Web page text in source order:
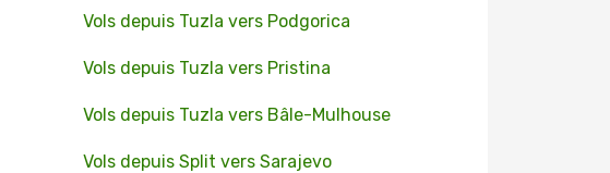
Vols depuis Tuzla vers Podgorica
Vols depuis Tuzla vers Pristina
Vols depuis Tuzla vers Bâle-Mulhouse
Vols depuis Split vers Sarajevo